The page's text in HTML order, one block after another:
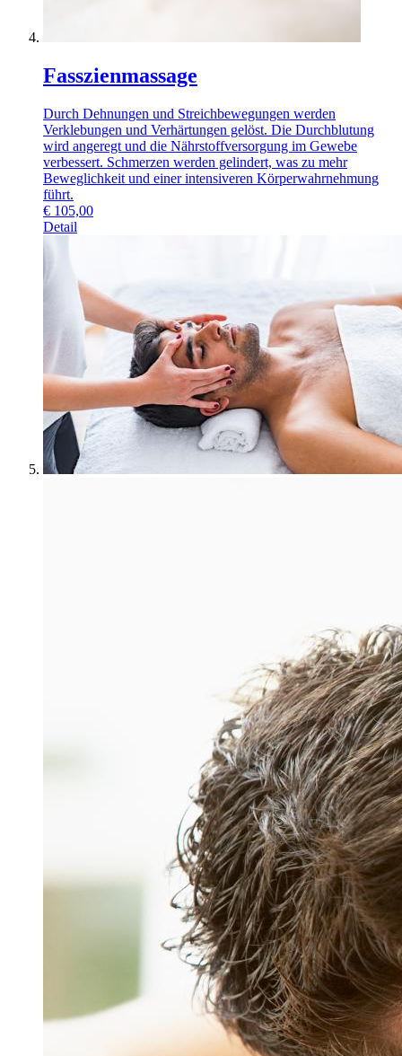
Fasszienmassage
Durch Dehnungen und Streichbewegungen werden
Verklebungen und Verhärtungen gelöst. Die Durchblutung
wird angeregt und die Nährstoffversorgung im Gewebe
verbessert. Schmerzen werden gelindert, was zu mehr
Beweglichkeit und einer intensiveren Körperwahrnehmung
führt.
€ 105,00
Detail